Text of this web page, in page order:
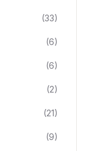
(33)
(6)
(6)
(2)
(21)
(9)